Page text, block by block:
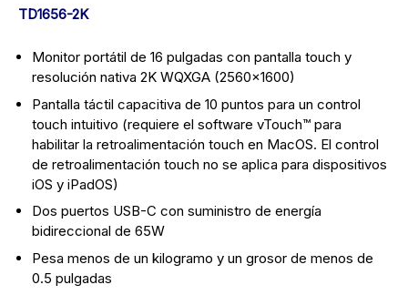
TD1656-2K
Monitor portátil de 16 pulgadas con pantalla touch y
resolución nativa 2K WQXGA (2560×1600)
Pantalla táctil capacitiva de 10 puntos para un control
touch intuitivo (requiere el software vTouch™ para
habilitar la retroalimentación touch en MacOS. El control
de retroalimentación touch no se aplica para dispositivos
iOS y iPadOS)
Dos puertos USB-C con suministro de energía
bidireccional de 65W
Pesa menos de un kilogramo y un grosor de menos de
0.5 pulgadas